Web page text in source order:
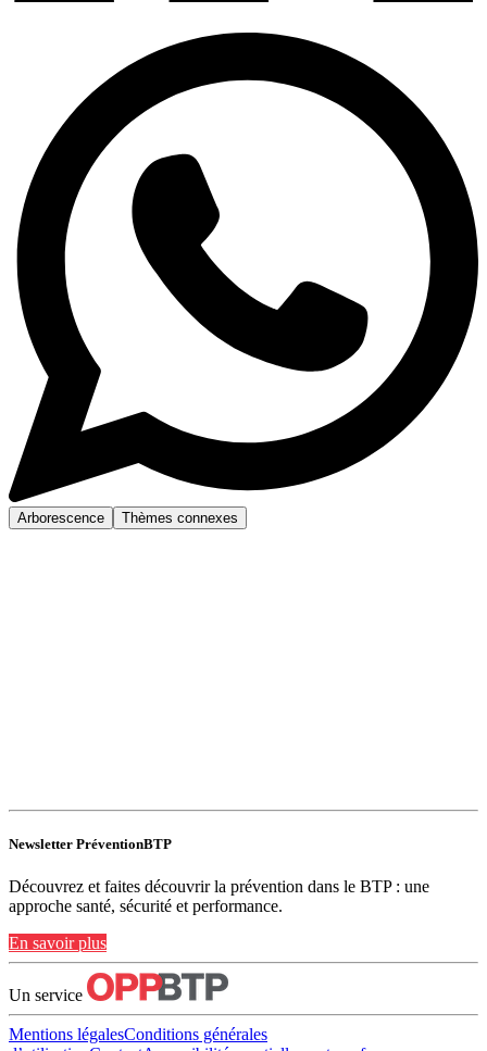
Arborescence Thèmes connexes
Newsletter PréventionBTP
Découvrez et faites découvrir la prévention dans le BTP : une
approche santé, sécurité et performance.
En savoir plus
Un service
Mentions légalesConditions générales